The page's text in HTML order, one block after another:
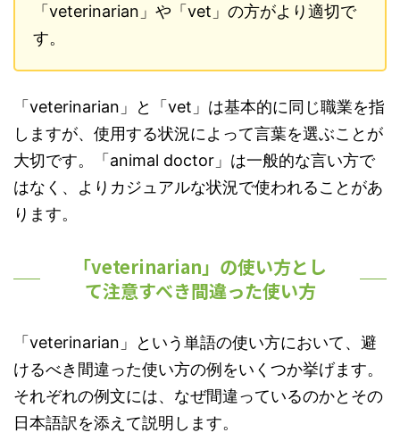
「veterinarian」や「vet」の方がより適切で
す。
「veterinarian」と「vet」は基本的に同じ職業を指
しますが、使用する状況によって言葉を選ぶことが
大切です。「animal doctor」は一般的な言い方で
はなく、よりカジュアルな状況で使われることがあ
ります。
「veterinarian」の使い方とし
て注意すべき間違った使い方
「veterinarian」という単語の使い方において、避
けるべき間違った使い方の例をいくつか挙げます。
それぞれの例文には、なぜ間違っているのかとその
日本語訳を添えて説明します。